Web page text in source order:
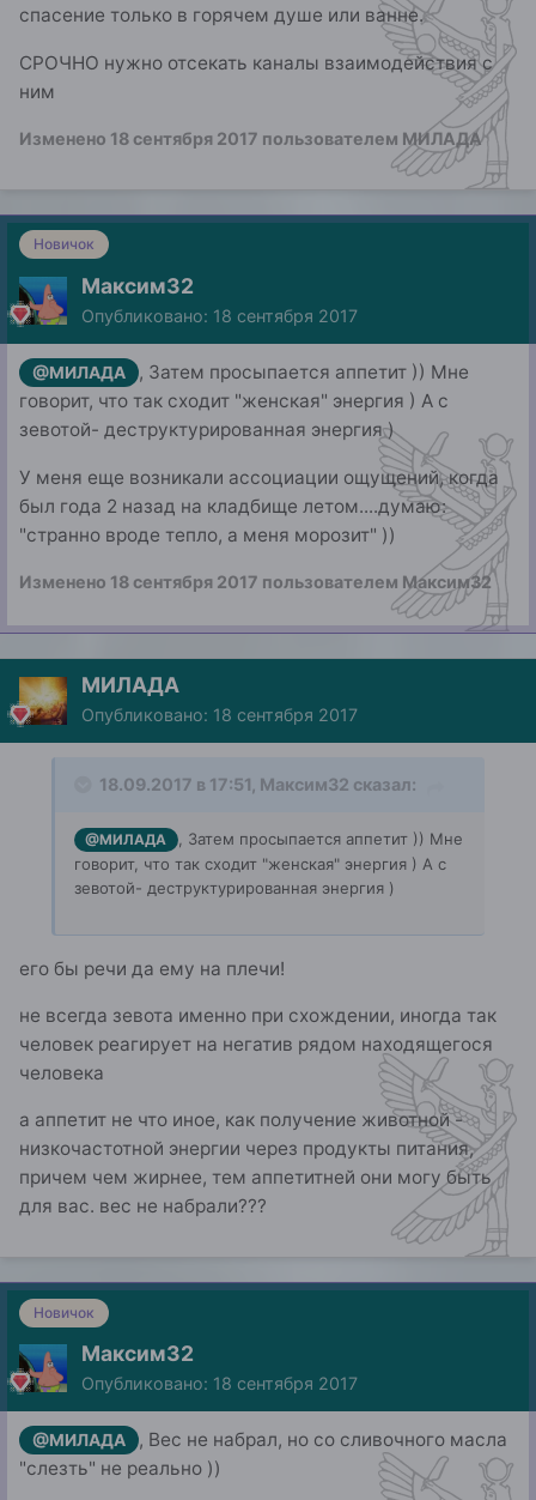
спасение только в горячем душе или ванне.
СРОЧНО нужно отсекать каналы взаимодействия с
ним
Изменено 18 сентября 2017 пользователем МИЛАДА
Новичок
Максим32
Опубликовано: 18 сентября 2017
@МИЛАДА
, Затем просыпается аппетит )) Мне
говорит, что так сходит "женская" энергия ) А с
зевотой- деструктурированная энергия )
У меня еще возникали ассоциации ощущений, когда
был года 2 назад на кладбище летом....думаю:
"странно вроде тепло, а меня морозит" ))
Изменено 18 сентября 2017 пользователем Максим32
МИЛАДА
Опубликовано: 18 сентября 2017
18.09.2017 в 17:51, Максим32 сказал:
@МИЛАДА
, Затем просыпается аппетит )) Мне
говорит, что так сходит "женская" энергия ) А с
зевотой- деструктурированная энергия )
его бы речи да ему на плечи!
не всегда зевота именно при схождении, иногда так
человек реагирует на негатив рядом находящегося
человека
а аппетит не что иное, как получение животной -
низкочастотной энергии через продукты питания,
причем чем жирнее, тем аппетитней они могу быть
для вас. вес не набрали???
Новичок
Максим32
Опубликовано: 18 сентября 2017
@МИЛАДА
, Вес не набрал, но со сливочного масла
"слезть" не реально ))